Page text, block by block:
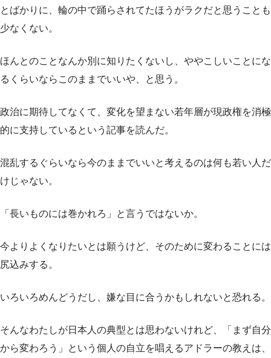
とばかりに、輪の中で踊らされてたほうがラクだと思うことも
少なくない。
ほんとのことなんか別に知りたくないし、ややこしいことにな
るくらいならこのままでいいや、と思う。
政治に期待してなくて、変化を望まない若年層が現政権を消極
的に支持しているという記事を読んだ。
混乱するぐらいなら今のままでいいと考えるのは何も若い人だ
けじゃない。
「長いものには巻かれろ」と言うではないか。
今よりよくなりたいとは願うけど、そのために変わることには
尻込みする。
いろいろめんどうだし、嫌な目に合うかもしれないと恐れる。
そんなわたしが日本人の典型とは思わないけれど、「まず自分
から変わろう」という個人の自立を唱えるアドラーの教えは、